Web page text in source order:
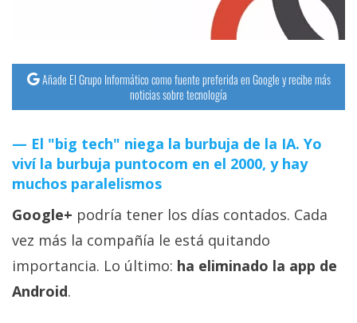
Trucos
Tutoriales
Ciberseguridad
operativos
Profesional
Añade El Grupo Informático como fuente preferida en Google y recibe más
noticias sobre tecnología
El "big tech" niega la burbuja de la IA. Yo
viví la burbuja puntocom en el 2000, y hay
muchos paralelismos
Google+ podría tener los días contados. Cada
vez más la compañía le está quitando
importancia. Lo último: ha eliminado la app de
Android.